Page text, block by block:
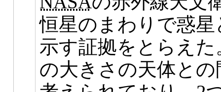
恒星のまわりで惑
示す証拠をとらえ
の大きさの天体と